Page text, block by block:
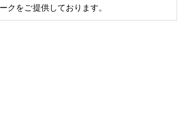
クをご提供しております。